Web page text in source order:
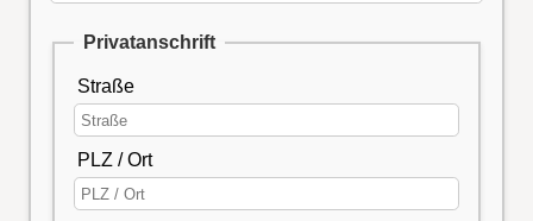
Privatanschrift
Straße
PLZ / Ort